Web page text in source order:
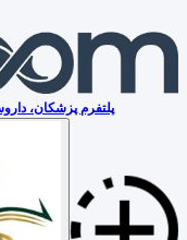
پلتفرم پزشکان،